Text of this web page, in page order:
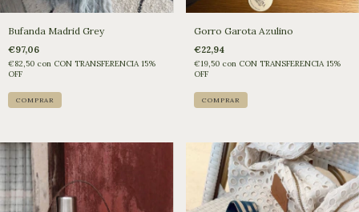
Bufanda Madrid Grey
€97,06
€82,50 con CON TRANSFERENCIA 15%
OFF
Gorro Garota Azulino
€22,94
€19,50 con CON TRANSFERENCIA 15%
OFF